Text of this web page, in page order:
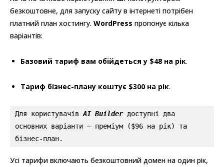
безкоштовне, для запуску сайту в інтернеті потрібен
платний план хостингу. WordPress пропонує кілька
варіантів:
Базовий тариф вам обійдеться у $48 на рік.
Тариф бізнес-плану коштує $300 на рік.
Для користувачів AI Builder доступні два
основних варіанти — преміум ($96 на рік) та
бізнес-план.
Усі тарифи включають безкоштовний домен на один рік,